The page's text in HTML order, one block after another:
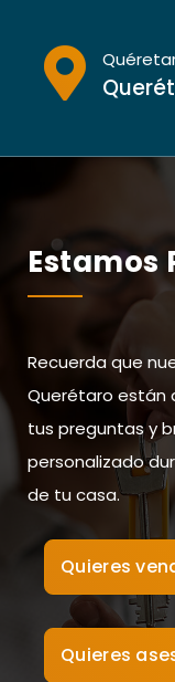
Estamos
Recuerda que
Querétaro están
tus preguntas y
personalizado
de tu casa.
Quieres
Quieres